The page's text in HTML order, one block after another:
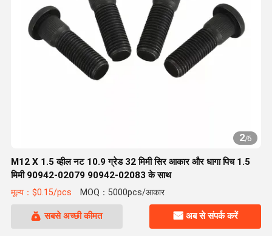
2/6
M12 X 1.5 व्हील नट 10.9 ग्रेड 32 मिमी सिर आकार और धागा पिच 1.5
मिमी 90942-02079 90942-02083 के साथ
मूल्य：$0.15/pcs MOQ：5000pcs/आकार
सबसे अच्छी कीमत अब से संपर्क करें